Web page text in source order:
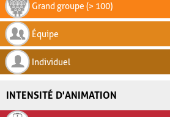
Grand groupe (> 100)
Équipe
Individuel
INTENSITÉ D'ANIMATION